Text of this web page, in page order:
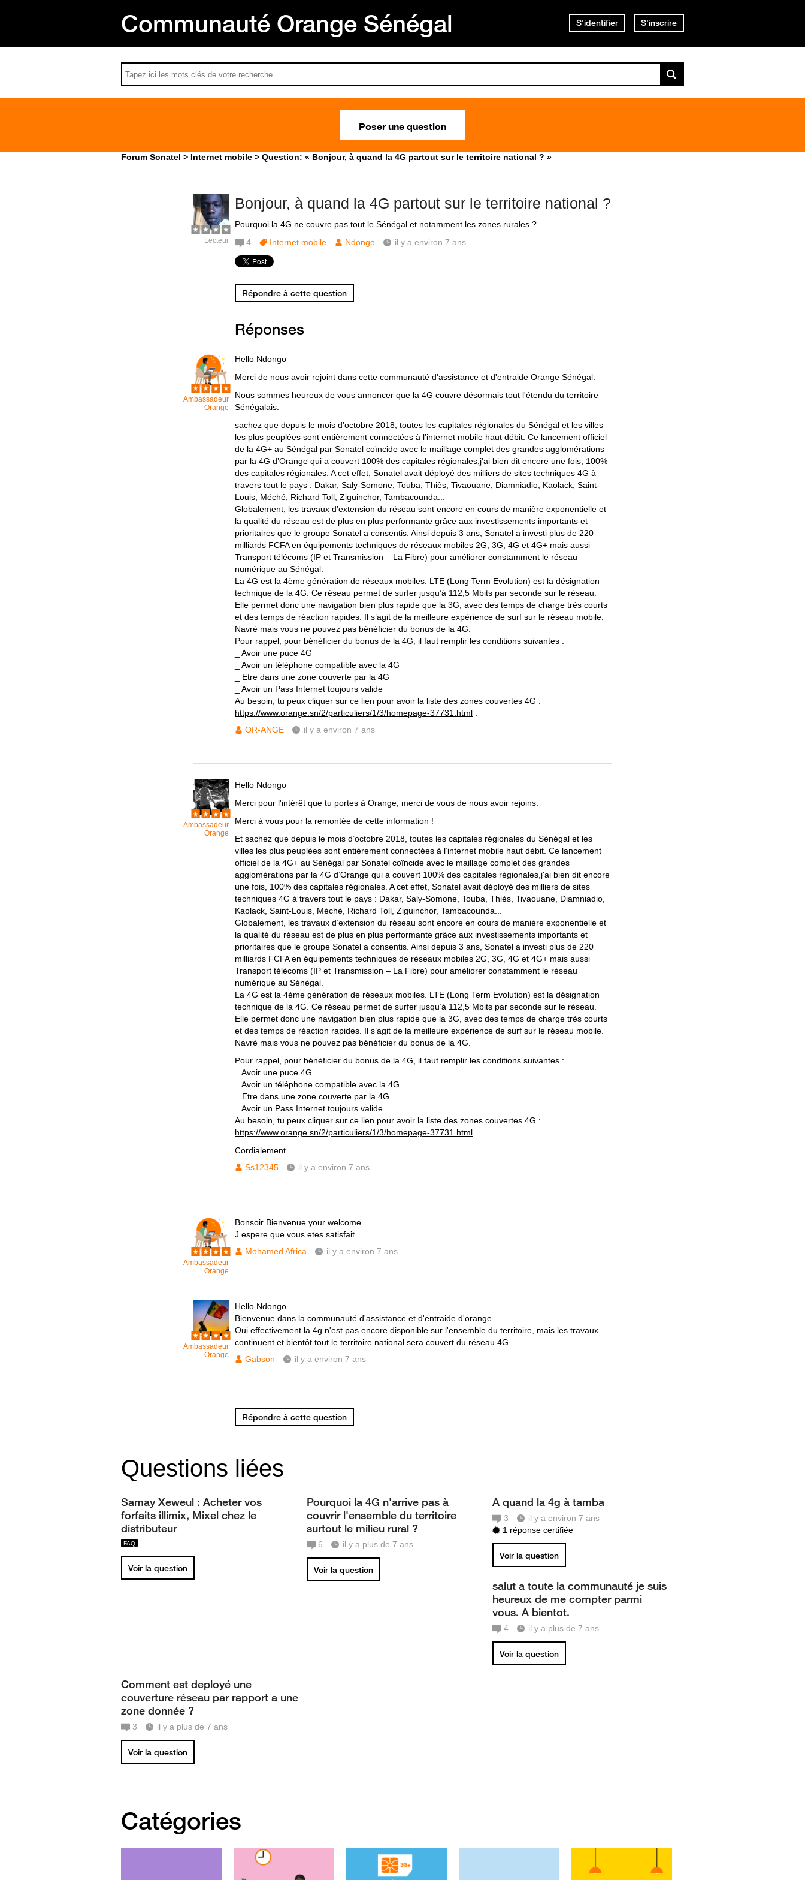
Communauté Orange Sénégal S'identifier S'inscrire
Poser une question
Forum Sonatel Internet mobile Question: « Bonjour, à quand la 4G partout sur le territoire national ? »
Bonjour, à quand la 4G partout sur le territoire national ?
Pourquoi la 4G ne couvre pas tout le Sénégal et notamment les zones rurales ?
Lecteur 4 Internet mobile Ndongo il y a environ 7 ans
Répondre à cette question
Réponses
Ambassadeur
Orange
Hello Ndongo
Merci de nous avoir rejoint dans cette communauté d'assistance et d'entraide Orange Sénégal.
Nous sommes heureux de vous annoncer que la 4G couvre désormais tout l'étendu du territoire
Sénégalais.
sachez que depuis le mois d’octobre 2018, toutes les capitales régionales du Sénégal et les villes
les plus peuplées sont entièrement connectées à l’internet mobile haut débit. Ce lancement officiel
de la 4G+ au Sénégal par Sonatel coïncide avec le maillage complet des grandes agglomérations
par la 4G d’Orange qui a couvert 100% des capitales régionales,j'ai bien dit encore une fois, 100%
des capitales régionales. A cet effet, Sonatel avait déployé des milliers de sites techniques 4G à
travers tout le pays : Dakar, Saly-Somone, Touba, Thiès, Tivaouane, Diamniadio, Kaolack, Saint-
Louis, Méché, Richard Toll, Ziguinchor, Tambacounda...
Globalement, les travaux d’extension du réseau sont encore en cours de manière exponentielle et
la qualité du réseau est de plus en plus performante grâce aux investissements importants et
prioritaires que le groupe Sonatel a consentis. Ainsi depuis 3 ans, Sonatel a investi plus de 220
milliards FCFA en équipements techniques de réseaux mobiles 2G, 3G, 4G et 4G+ mais aussi
Transport télécoms (IP et Transmission – La Fibre) pour améliorer constamment le réseau
numérique au Sénégal.
La 4G est la 4ème génération de réseaux mobiles. LTE (Long Term Evolution) est la désignation
technique de la 4G. Ce réseau permet de surfer jusqu’à 112,5 Mbits par seconde sur le réseau.
Elle permet donc une navigation bien plus rapide que la 3G, avec des temps de charge très courts
et des temps de réaction rapides. Il s’agit de la meilleure expérience de surf sur le réseau mobile.
Navré mais vous ne pouvez pas bénéficier du bonus de la 4G.
Pour rappel, pour bénéficier du bonus de la 4G, il faut remplir les conditions suivantes :
_ Avoir une puce 4G
_ Avoir un téléphone compatible avec la 4G
_ Etre dans une zone couverte par la 4G
_ Avoir un Pass Internet toujours valide
Au besoin, tu peux cliquer sur ce lien pour avoir la liste des zones couvertes 4G :
https://www.orange.sn/2/particuliers/1/3/homepage-37731.html
OR-ANGE
il y a environ 7 ans
Ambassadeur
Orange
Hello Ndongo
Merci pour l'intérêt que tu portes à Orange, merci de vous de nous avoir rejoins.
Merci à vous pour la remontée de cette information !
Et sachez que depuis le mois d’octobre 2018, toutes les capitales régionales du Sénégal et les
villes les plus peuplées sont entièrement connectées à l’internet mobile haut débit. Ce lancement
officiel de la 4G+ au Sénégal par Sonatel coïncide avec le maillage complet des grandes
agglomérations par la 4G d’Orange qui a couvert 100% des capitales régionales,j'ai bien dit encore
une fois, 100% des capitales régionales. A cet effet, Sonatel avait déployé des milliers de sites
techniques 4G à travers tout le pays : Dakar, Saly-Somone, Touba, Thiès, Tivaouane, Diamniadio,
Kaolack, Saint-Louis, Méché, Richard Toll, Ziguinchor, Tambacounda...
Globalement, les travaux d’extension du réseau sont encore en cours de manière exponentielle et
la qualité du réseau est de plus en plus performante grâce aux investissements importants et
prioritaires que le groupe Sonatel a consentis. Ainsi depuis 3 ans, Sonatel a investi plus de 220
milliards FCFA en équipements techniques de réseaux mobiles 2G, 3G, 4G et 4G+ mais aussi
Transport télécoms (IP et Transmission – La Fibre) pour améliorer constamment le réseau
numérique au Sénégal.
La 4G est la 4ème génération de réseaux mobiles. LTE (Long Term Evolution) est la désignation
technique de la 4G. Ce réseau permet de surfer jusqu’à 112,5 Mbits par seconde sur le réseau.
Elle permet donc une navigation bien plus rapide que la 3G, avec des temps de charge très courts
et des temps de réaction rapides. Il s’agit de la meilleure expérience de surf sur le réseau mobile.
Navré mais vous ne pouvez pas bénéficier du bonus de la 4G.
Pour rappel, pour bénéficier du bonus de la 4G, il faut remplir les conditions suivantes :
_ Avoir une puce 4G
_ Avoir un téléphone compatible avec la 4G
_ Etre dans une zone couverte par la 4G
_ Avoir un Pass Internet toujours valide
Au besoin, tu peux cliquer sur ce lien pour avoir la liste des zones couvertes 4G :
https://www.orange.sn/2/particuliers/1/3/homepage-37731.html
Cordialement
Ss12345
il y a environ 7 ans
Ambassadeur
Orange
Bonsoir Bienvenue your welcome.
J espere que vous etes satisfait
Mohamed Africa
il y a environ 7 ans
Ambassadeur
Orange
Hello Ndongo
Bienvenue dans la communauté d'assistance et d'entraide d'orange.
Oui effectivement la 4g n'est pas encore disponible sur l'ensemble du territoire, mais les travaux
continuent et bientôt tout le territoire national sera couvert du réseau 4G
Gabson
il y a environ 7 ans
Répondre à cette question
Questions liées
Samay Xeweul : Acheter vos
forfaits illimix, Mixel chez le
distributeur
Voir la question
Pourquoi la 4G n'arrive pas à
couvrir l'ensemble du territoire
surtout le milieu rural ?
6 il y a plus de 7 ans
Voir la question
A quand la 4g à tamba
3
il y a environ 7 ans
1 réponse certifiée
Voir la question
salut a toute la communauté je suis
heureux de me compter parmi
vous. A bientot.
4 il y a plus de 7 ans
Voir la question
Comment est deployé une
couverture réseau par rapport a une
zone donnée ?
3 il y a plus de 7 ans
Voir la question
Catégories